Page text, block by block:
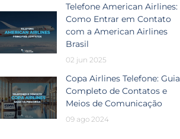
Telefone American Airlines:
Como Entrar em Contato
com a American Airlines
Brasil
02 jun 2025
Copa Airlines Telefone: Guia
Completo de Contatos e
Meios de Comunicação
09 ago 2024